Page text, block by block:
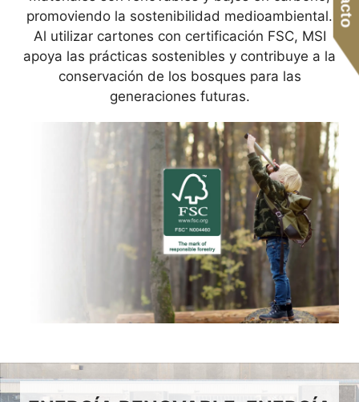
promoviendo la sostenibilidad medioambiental.
Al utilizar cartones con certificación FSC, MSI
apoya las prácticas sostenibles y contribuye a la
conservación de los bosques para las
generaciones futuras.